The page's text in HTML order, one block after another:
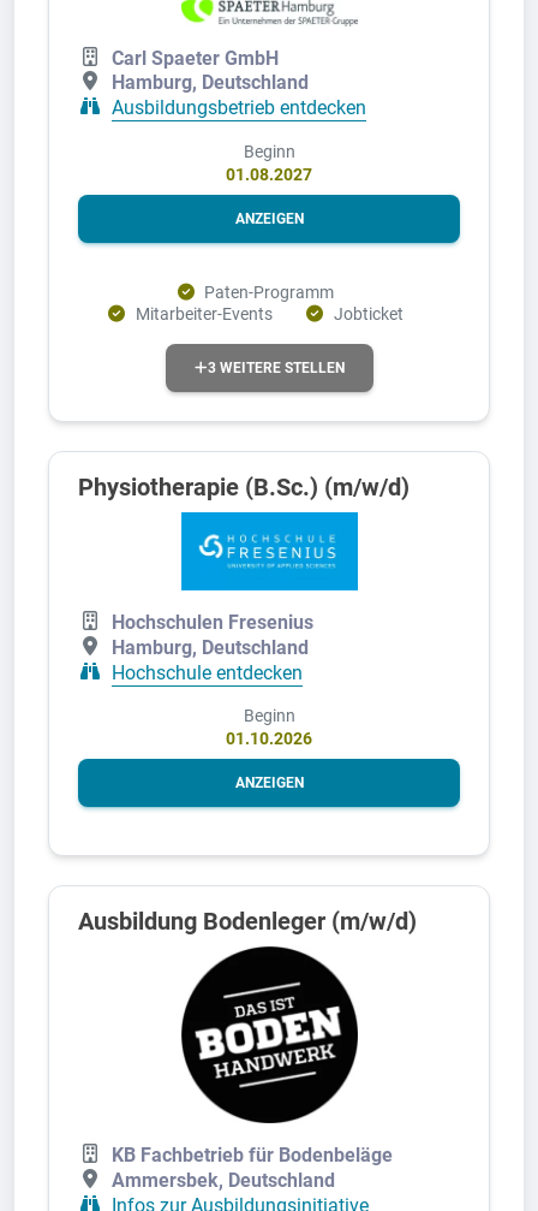
Carl Spaeter GmbH
Hamburg, Deutschland
Ausbildungsbetrieb entdecken
Beginn
01.08.2027
ANZEIGEN
Paten-Programm
Mitarbeiter-Events
Jobticket
3 WEITERE STELLEN
Physiotherapie (B.Sc.) (m/w/d)
Hochschulen Fresenius
Hamburg, Deutschland
Hochschule entdecken
Beginn
01.10.2026
ANZEIGEN
Ausbildung Bodenleger (m/w/d)
KB Fachbetrieb für Bodenbeläge
Ammersbek, Deutschland
Infos zur Ausbildungsinitiative